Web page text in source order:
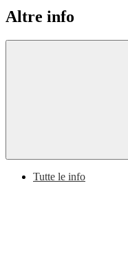
Altre info
Tutte le info